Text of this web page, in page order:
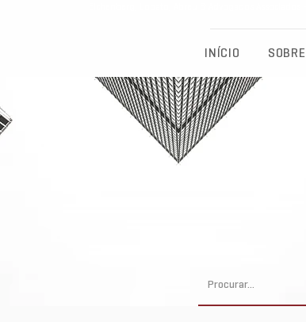
INÍCIO SOBRE